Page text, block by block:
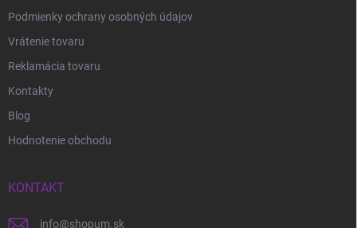
Podmienky ochrany osobných údajov
Vrátenie tovaru
Reklamácia tovaru
Kontakty
Blog
Hodnotenie obchodu
KONTAKT
info@shopum.sk